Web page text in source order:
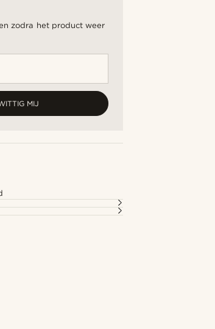
zodra het product weer
MIJ